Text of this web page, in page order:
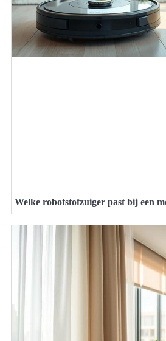
Welke robotstofzuiger past bij een